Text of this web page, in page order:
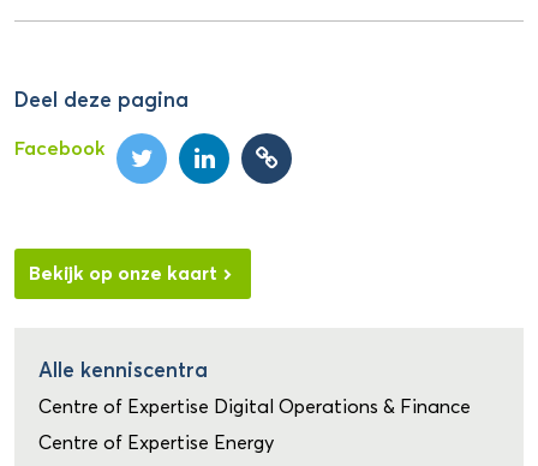
Deel deze pagina
Facebook
Bekijk op onze kaart
Alle kenniscentra
Centre of Expertise Digital Operations & Finance
Centre of Expertise Energy